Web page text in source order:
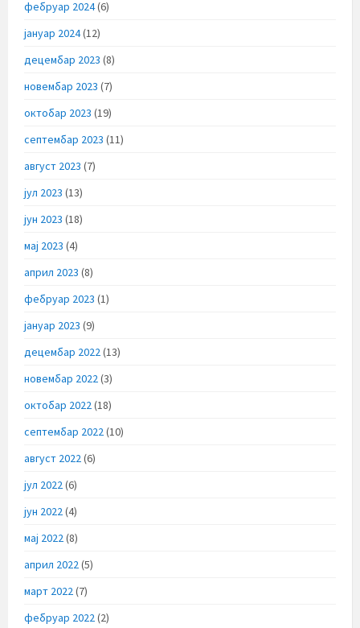
фебруар 2024(6)
јануар 2024(12)
децембар 2023 (8)
новембар 2023 (7)
октобар 2023 (19)
септембар 2023 (11)
август 2023 (7)
јул 2023 (13)
јун 2023 (18)
мај 2023 (4)
април 2023 (8)
фебруар 2023 (1)
јануар 2023 (9)
децембар 2022(13)
новембар 2022(3)
октобар 2022(18)
септембар 2022(10)
август 2022(6)
јул 2022(6)
јун 2022(4)
мај 2022(8)
април 2022(5)
март 2022(7)
фебруар 2022(2)